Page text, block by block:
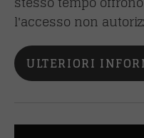
l'accesso non
ULTERIORI